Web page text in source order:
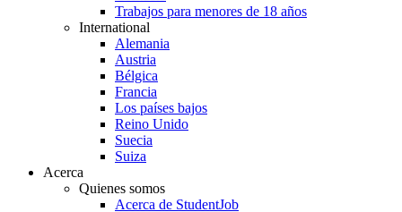
Trabajos para menores de 18 años
International
Alemania
Austria
Bélgica
Francia
Los países bajos
Reino Unido
Suecia
Suiza
Acerca
Quienes somos
Acerca de StudentJob